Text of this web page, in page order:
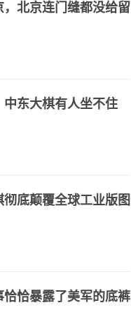
北京连门缝都没给留
东大棋有人坐不住
底颠覆全球工业版图
恰暴露了美军的底裤